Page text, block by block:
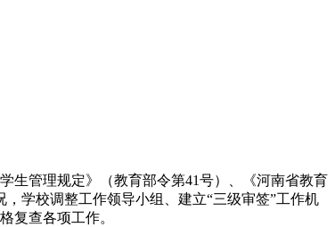
生管理规定》（教育部令第41号）、《河南省教育
学校调整工作领导小组、建立“三级审签”工作机
复查各项工作。